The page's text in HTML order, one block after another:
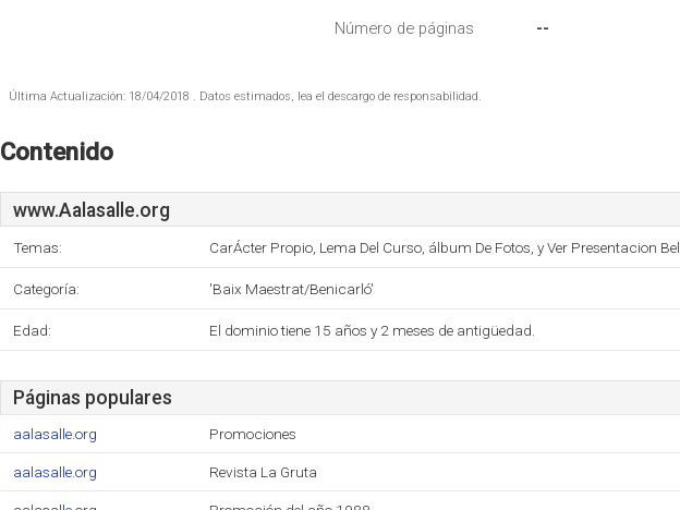
Número de páginas --
Última Actualización: 18/04/2018 . Datos estimados, lea el descargo de responsabilidad.
Contenido
www.Aalasalle.org
Temas: CarÁcter Propio, Lema Del Curso, álbum De Fotos, y Ver Presentacion
Categoría: 'Baix Maestrat/Benicarló'
Edad: El dominio tiene 15 años y 2 meses de antigüedad.
Páginas populares
aalasalle.org Promociones
aalasalle.org Revista La Gruta